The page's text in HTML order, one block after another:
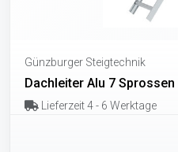
Günzburger Steigtechnik
Dachleiter Alu 7 Sprossen
Lieferzeit 4 - 6 Werktage